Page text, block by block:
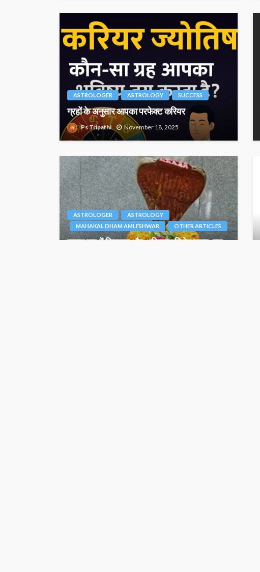
ASTROLOGER ASTROLOGY SUCCESS
ग्रहों के अनुसार आपका परफेक्ट करियर
Ps Tripathi November 18, 2025
ASTROLOGER
ASTROLOGY
MAHAKAL DHAM AMLESHWAR
OTHER ARTICLES
सावन माह में शिववास और अग्निवास विशेष महत्व, इस